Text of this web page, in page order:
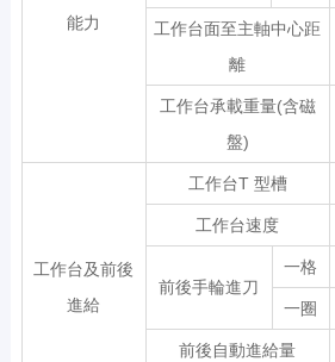
能力
工作台面至主軸中心距
離
工作台承載重量(含磁
盤)
工作台及前後
進給
工作台T 型槽
工作台速度
前後手輪進刀
一格
一圈
前後自動進給量